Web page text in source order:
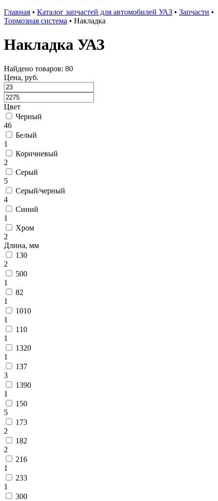
Главная • Каталог запчастей для автомобилей УАЗ • Запчасти •
Тормозная система • Накладка
Накладка УАЗ
Найдено товаров: 80
Цена, руб.
Цвет
Черный
46
Белый
1
Коричневый
2
Серый
5
Серый/черный
4
Синий
1
Хром
2
Длина, мм
130
2
500
1
82
1
1010
1
110
1
1320
1
137
3
1390
1
150
5
173
2
182
2
216
1
233
1
300